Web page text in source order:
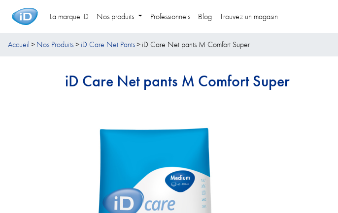
La marque iD Nos produits Professionnels Blog Trouvez un magasin
Accueil Nos Produits iD Care Net Pants iD Care Net pants M Comfort Super
iD Care Net pants M Comfort Super